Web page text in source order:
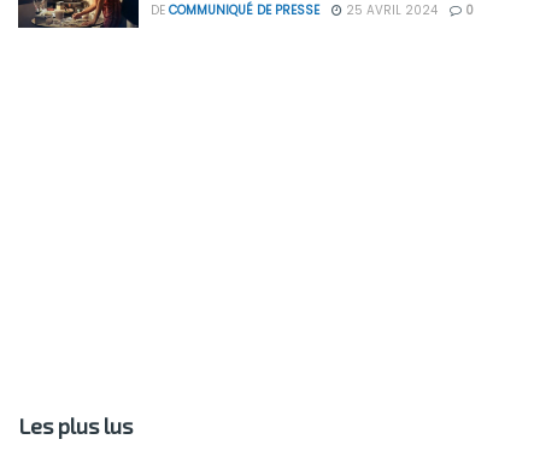
DE COMMUNIQUÉ DE PRESSE 25 AVRIL 2024 0
Les plus lus